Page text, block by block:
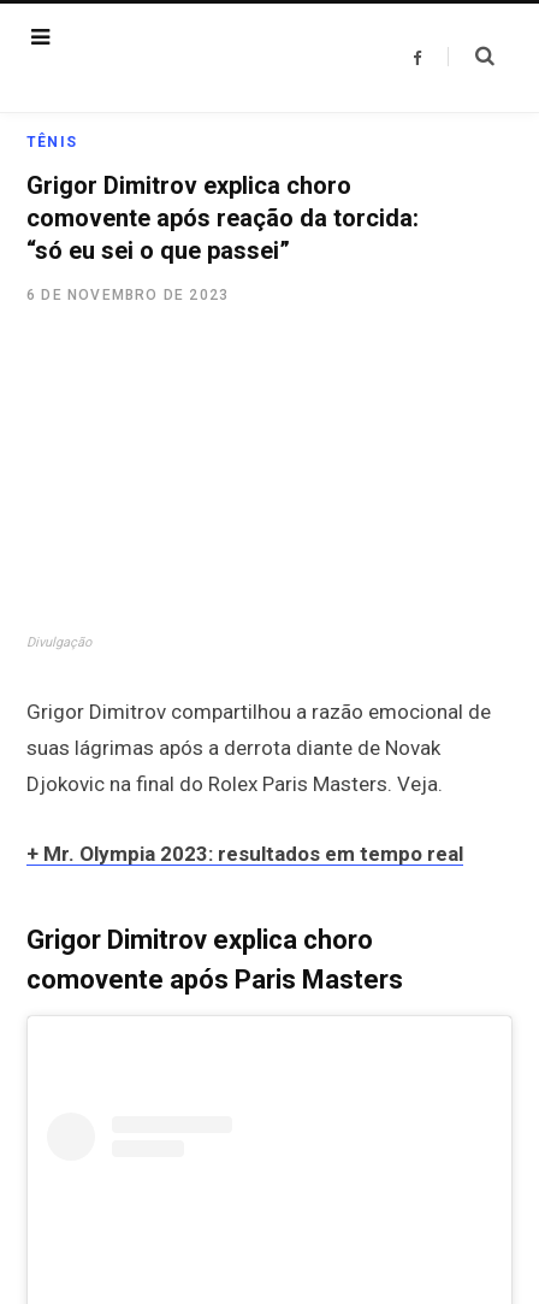
F
TÊNIS
Grigor Dimitrov explica choro
comovente após reação da torcida:
“só eu sei o que passei”
6 DE NOVEMBRO DE 2023
Divulgação
Grigor Dimitrov compartilhou a razão emocional de
suas lágrimas após a derrota diante de Novak
Djokovic na final do Rolex Paris Masters. Veja.
+ Mr. Olympia 2023: resultados em tempo real
Grigor Dimitrov explica choro
comovente após Paris Masters